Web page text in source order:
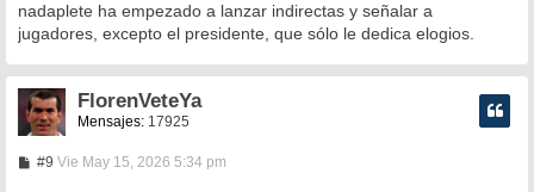
nadaplete ha empezado a lanzar indirectas y señalar a
jugadores, excepto el presidente, que sólo le dedica elogios.
FlorenVeteYa
Mensajes: 17925
#9MVie May 15, 2026 5:34 pm